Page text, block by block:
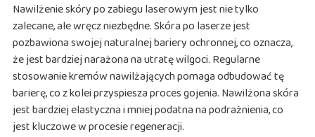
Nawilżenie skóry po zabiegu laserowym jest nie tylko
zalecane, ale wręcz niezbędne. Skóra po laserze jest
pozbawiona swojej naturalnej bariery ochronnej, co oznacza,
że jest bardziej narażona na utratę wilgoci. Regularne
stosowanie kremów nawilżających pomaga odbudować tę
barierę, co z kolei przyspiesza proces gojenia. Nawilżona skóra
jest bardziej elastyczna i mniej podatna na podrażnienia, co
jest kluczowe w procesie regeneracji.